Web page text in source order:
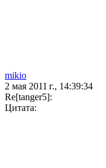
mikio
2 мая 2011 г., 14:39:34
Re[tanger5]:
Цитата: